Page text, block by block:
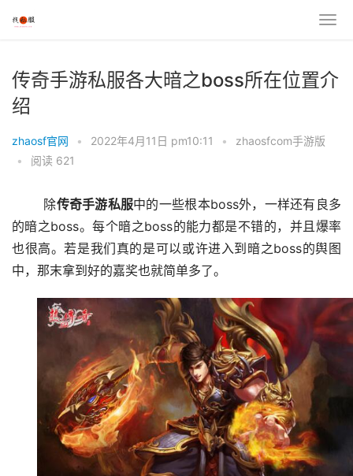
传奇手游私服各大暗之boss所在位置介
绍
zhaosf官网 • 2022年4月11日 pm10:11 •
zhaosfcom手游版
•
阅读 621
	除
传奇手游私服中的一些根本boss外，一样还有良多
的暗之boss。每个暗之boss的能力都是不错的，并且爆率
也很高。若是我们真的是可以或许进入到暗之boss的舆图
中，那末拿到好的嘉奖也就简单多了。